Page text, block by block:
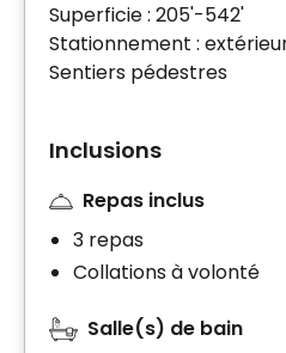
Superficie : 205'-542'
Stationnement :
Sentiers pédestres
Inclusions
Repas inclus
3 repas
Collations à volonté
Salle(s) de bain